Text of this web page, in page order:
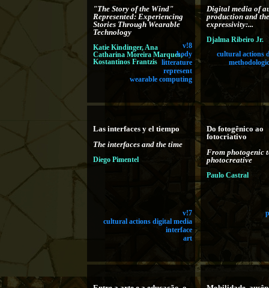
"The Story of the Wind"
Represented: Experiencing
Stories Through Wearable
Technology
Katie Kindinger, Ana
Catharina Moreira Marques,
Kostantinos Frantzis
v!8
body
litterature
represent
wearable computing
Digital media of
production and the
expressivity:...
Djalma Ribeiro Jr.
cultural actions
Las interfaces y el tiempo
The interfaces and the time
Diego Pimentel
v!7
cultural actions digital media
interface
art
Do fotogênico ao
fotocriativo
From photogenic
photocreative
Paulo Castral